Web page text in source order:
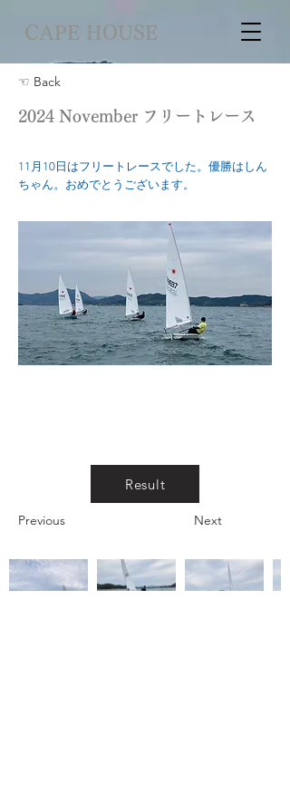
CAPE HOUSE
☜ Back
2024 November フリートレース
11月10日はフリートレースでした。優勝はしん
ちゃん。おめでとうございます。
Result
Previous Next